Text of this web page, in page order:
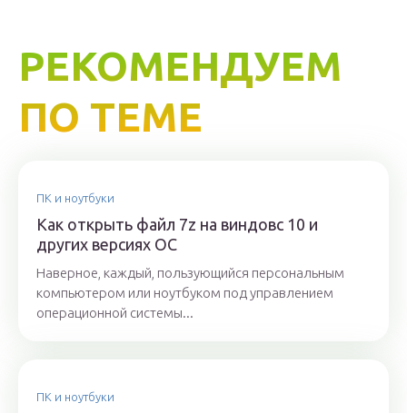
РЕКОМЕНДУЕМ
ПО ТЕМЕ
ПК и ноутбуки
Как открыть файл 7z на виндовс 10 и
других версиях ОС
Наверное, каждый, пользующийся персональным
компьютером или ноутбуком под управлением
операционной системы...
ПК и ноутбуки